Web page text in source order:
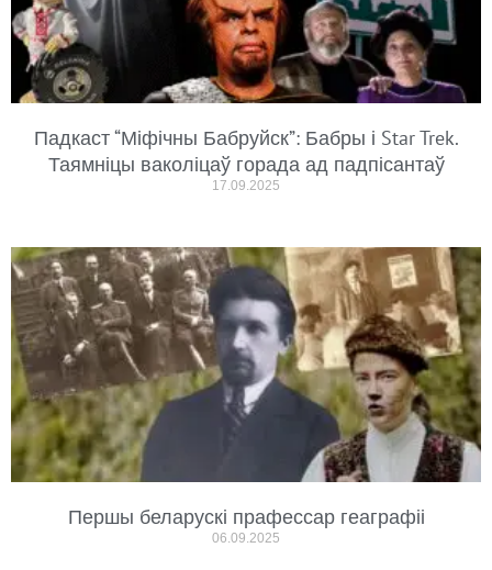
Падкаст “Міфічны Бабруйск”: Бабры і Star Trek.
Таямніцы ваколіцаў горада ад падпісантаў
17.09.2025
Першы беларускі прафессар геаграфіі
06.09.2025